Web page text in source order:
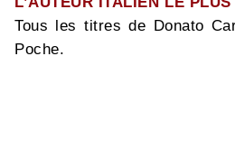
Tous les titres de Donato
Poche.